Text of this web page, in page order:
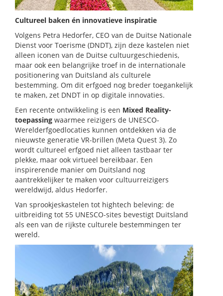
Cultureel baken én innovatieve inspiratie
Volgens Petra Hedorfer, CEO van de Duitse Nationale
Dienst voor Toerisme (DNDT), zijn deze kastelen niet
alleen iconen van de Duitse cultuurgeschiedenis,
maar ook een belangrijke troef in de internationale
positionering van Duitsland als culturele
bestemming. Om dit erfgoed nog breder toegankelijk
te maken, zet DNDT in op digitale innovaties.
Een recente ontwikkeling is een Mixed Reality-
toepassing waarmee reizigers de UNESCO-
Werelderfgoedlocaties kunnen ontdekken via de
nieuwste generatie VR-brillen (Meta Quest 3). Zo
wordt cultureel erfgoed niet alleen tastbaar ter
plekke, maar ook virtueel bereikbaar. Een
inspirerende manier om Duitsland nog
aantrekkelijker te maken voor cultuurreizigers
wereldwijd, aldus Hedorfer.
Van sprookjeskastelen tot hightech beleving: de
uitbreiding tot 55 UNESCO-sites bevestigt Duitsland
als een van de rijkste culturele bestemmingen ter
wereld.